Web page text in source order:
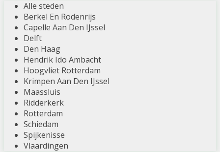
Alle steden
Berkel En Rodenrijs
Capelle Aan Den IJssel
Delft
Den Haag
Hendrik Ido Ambacht
Hoogvliet Rotterdam
Krimpen Aan Den IJssel
Maassluis
Ridderkerk
Rotterdam
Schiedam
Spijkenisse
Vlaardingen